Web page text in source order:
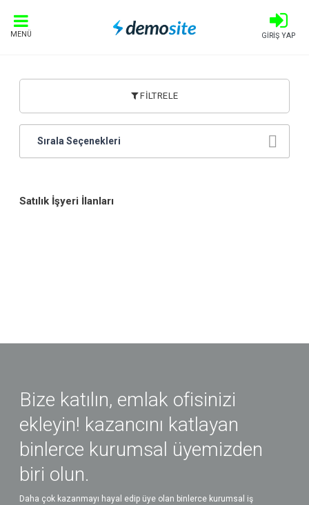
MENÜ GİRİŞ YAP
FİLTRELE
Sırala Seçenekleri
Satılık İşyeri İlanları
Bize katılın, emlak ofisinizi
ekleyin! kazancını katlayan
binlerce kurumsal üyemizden
biri olun.
Daha çok kazanmayı hayal edip üye olan binlerce kurumsal iş